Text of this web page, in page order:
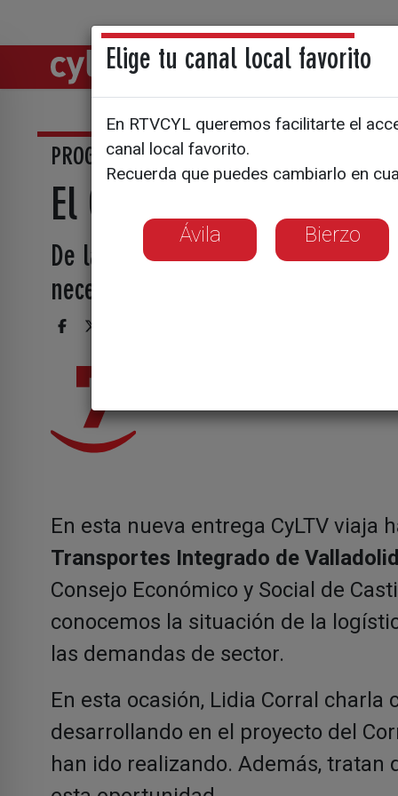
Directos
PROGRAMA COMPLETO
El Corredor Atlántico
De la mano de Lidia Corral,
necesidades de la logística en
En esta nueva entrega CyLTV viaja
Transportes Integrado de Valladolid
Consejo Económico y Social de
conocemos la situación de la
las demandas de sector.
En esta ocasión, Lidia Corral charla
desarrollando en el proyecto del
han ido realizando. Además,
Elige tu canal local favorito
En RTVCYL queremos facilitarte el
canal local favorito.
Recuerda que puedes cambiarlo en
Ávila Bierzo